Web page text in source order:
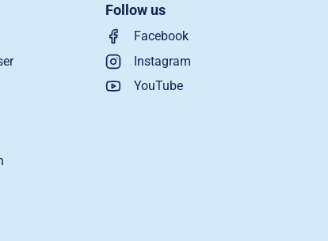
Follow us
Facebook
Instagram
YouTube